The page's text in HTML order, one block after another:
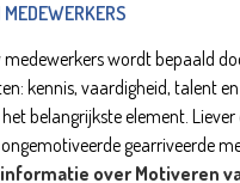
wordt bepaald
kennis, vaardigheid, talent
belangrijkste element.
gearriveerde
over Motiveren